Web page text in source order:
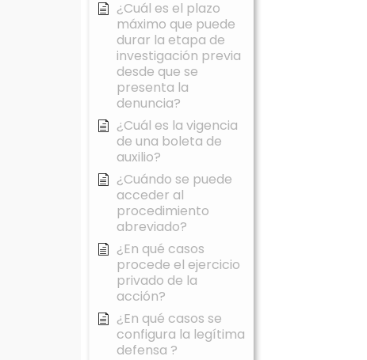
¿Cuál es el plazo
máximo que puede
durar la etapa de
investigación previa
desde que se
presenta la
denuncia?
¿Cuál es la vigencia
de una boleta de
auxilio?
¿Cuándo se puede
acceder al
procedimiento
abreviado?
¿En qué casos
procede el ejercicio
privado de la
acción?
¿En qué casos se
configura la legítima
defensa ?